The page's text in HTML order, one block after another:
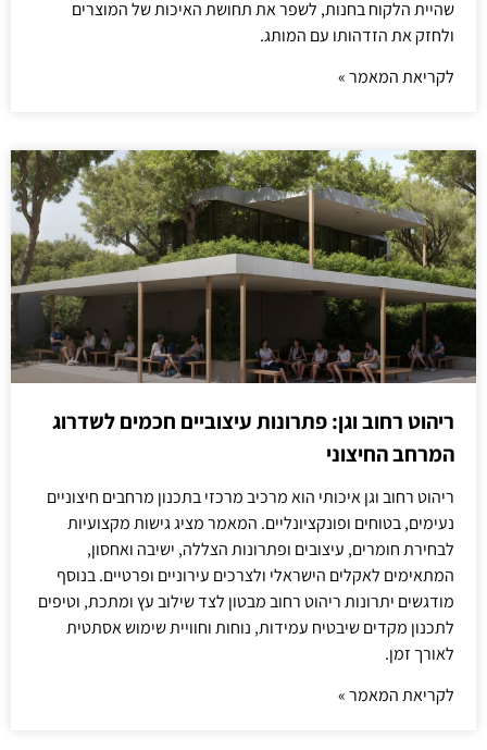
שהיית הלקוח בחנות, לשפר את תחושת האיכות של המוצרים
ולחזק את הזדהותו עם המותג.
לקריאת המאמר »
ריהוט רחוב וגן: פתרונות עיצוביים חכמים לשדרוג
המרחב החיצוני
ריהוט רחוב וגן איכותי הוא מרכיב מרכזי בתכנון מרחבים חיצוניים
נעימים, בטוחים ופונקציונליים. המאמר מציג גישות מקצועיות
לבחירת חומרים, עיצובים ופתרונות הצללה, ישיבה ואחסון,
המתאימים לאקלים הישראלי ולצרכים עירוניים ופרטיים. בנוסף
מודגשים יתרונות ריהוט רחוב מבטון לצד שילוב עץ ומתכת, וטיפים
לתכנון מקדים שיבטיח עמידות, נוחות וחוויית שימוש אסתטית
לאורך זמן.
לקריאת המאמר »